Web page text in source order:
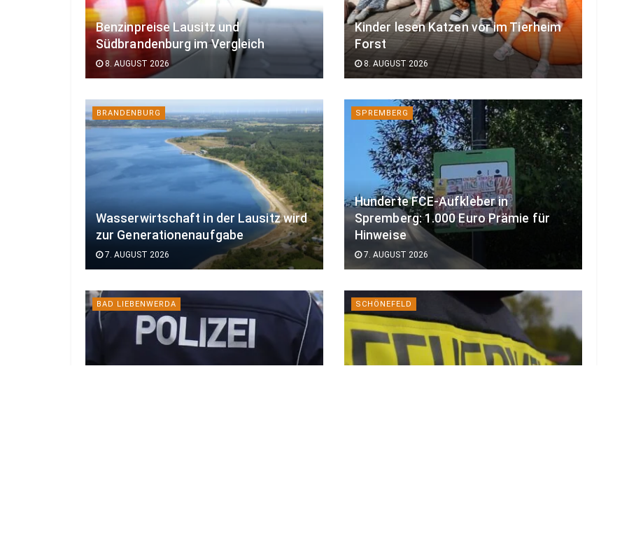
Benzinpreise Lausitz und
Südbrandenburg im Vergleich
8. AUGUST 2026
Kinder lesen Katzen vor im Tierheim
Forst
8. AUGUST 2026
BRANDENBURG
Wasserwirtschaft in der Lausitz wird
zur Generationenaufgabe
7. AUGUST 2026
SPREMBERG
Hunderte FCE-Aufkleber in
Spremberg: 1.000 Euro Prämie für
Hinweise
7. AUGUST 2026
BAD LIEBENWERDA SCHÖNEFELD